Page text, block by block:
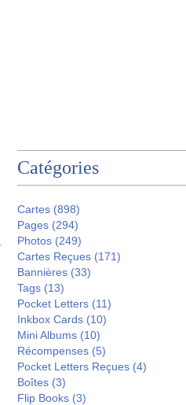
Catégories
Cartes (898)
Pages (294)
Photos (249)
Cartes Reçues (171)
Bannières (33)
Tags (13)
Pocket Letters (11)
Inkbox Cards (10)
Mini Albums (10)
Récompenses (5)
Pocket Letters Reçues (4)
Boîtes (3)
Flip Books (3)